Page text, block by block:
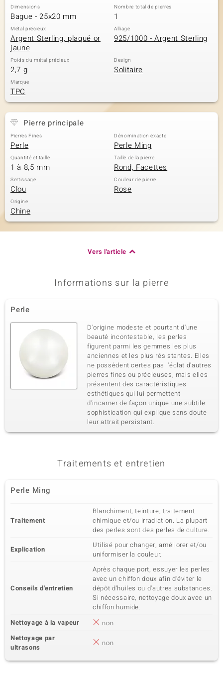
Dimensions
Bague - 25x20 mm
Nombre total de pierres
1
Métal précieux
Argent Sterling, plaqué or
jaune
Alliage
925/1000 - Argent Sterling
Poids du métal précieux
2,7 g
Design
Solitaire
Marque
TPC
Pierre principale
Pierres Fines
Perle
Dénomination exacte
Perle Ming
Quantité et taille
1 à 8,5 mm
Taille de la pierre
Rond, Facettes
Sertissage
Clou
Couleur de pierre
Rose
Origine
Chine
Vers l'article
Informations sur la pierre
Perle
D'origine modeste et pourtant d'une
beauté incontestable, les perles
figurent parmi les gemmes les plus
anciennes et les plus résistantes. Elles
ne possèdent certes pas l'éclat d'autres
pierres fines ou précieuses, mais elles
présentent des caractéristiques
esthétiques qui lui permettent
d'incarner de façon unique une subtile
sophistication qui explique sans doute
leur attrait persistant.
Traitements et entretien
Perle Ming
Traitement
Blanchiment, teinture, traitement
chimique et/ou irradiation. La plupart
des perles sont des perles de culture.
Explication
Utilisé pour changer, améliorer et/ou
uniformiser la couleur.
Conseils d'entretien
Après chaque port, essuyer les perles
avec un chiffon doux afin d'éviter le
dépôt d'huiles ou d'autres substances.
Si nécessaire, nettoyage doux avec un
chiffon humide.
Nettoyage à la vapeur
non
Nettoyage par
ultrasons
non